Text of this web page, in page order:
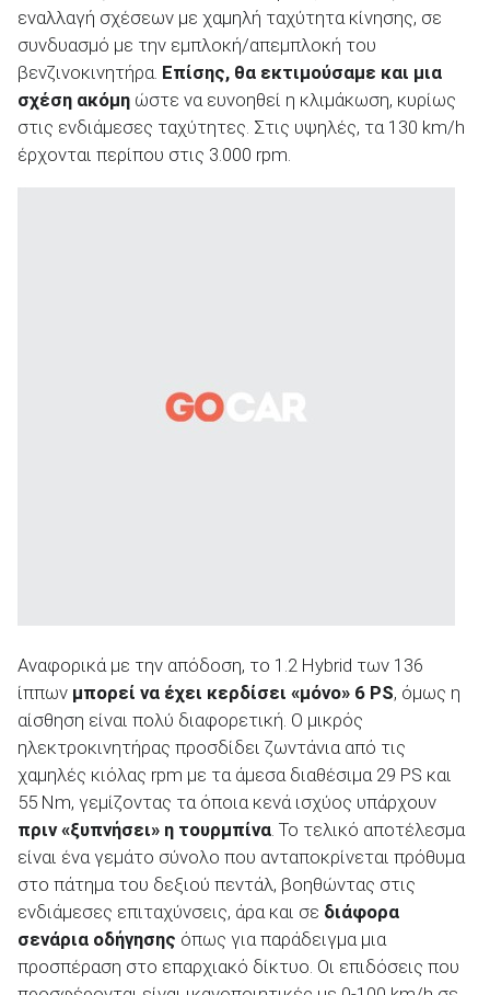
εναλλαγή σχέσεων με χαμηλή ταχύτητα κίνησης, σε
συνδυασμό με την εμπλοκή/απεμπλοκή του
βενζινοκινητήρα. Επίσης, θα εκτιμούσαμε και μια
σχέση ακόμη ώστε να ευνοηθεί η κλιμάκωση, κυρίως
στις ενδιάμεσες ταχύτητες. Στις υψηλές, τα 130 km/h
έρχονται περίπου στις 3.000 rpm.
Αναφορικά με την απόδοση, το 1.2 Hybrid των 136
ίππων μπορεί να έχει κερδίσει «μόνο» 6 PS, όμως η
αίσθηση είναι πολύ διαφορετική. Ο μικρός
ηλεκτροκινητήρας προσδίδει ζωντάνια από τις
χαμηλές κιόλας rpm με τα άμεσα διαθέσιμα 29 PS και
55 Nm, γεμίζοντας τα όποια κενά ισχύος υπάρχουν
πριν «ξυπνήσει» η τουρμπίνα . Το τελικό αποτέλεσμα
είναι ένα γεμάτο σύνολο που ανταποκρίνεται πρόθυμα
στο πάτημα του δεξιού πεντάλ, βοηθώντας στις
ενδιάμεσες επιταχύνσεις, άρα και σε διάφορα
σενάρια οδήγησης όπως για παράδειγμα μια
προσπέραση στο επαρχιακό δίκτυο. Οι επιδόσεις που